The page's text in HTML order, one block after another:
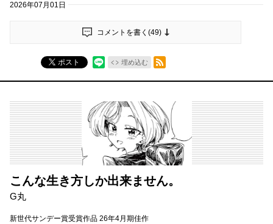
2026年07月01日
コメントを書く(49)
ポスト 埋め込む
RSSフィード
こんな生き方しか出来ません。
G丸
新世代サンデー賞受賞作品 26年4月期佳作